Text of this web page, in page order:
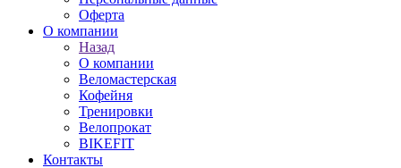
Оферта
О компании
Назад
О компании
Веломастерская
Кофейня
Тренировки
Велопрокат
BIKEFIT
Контакты